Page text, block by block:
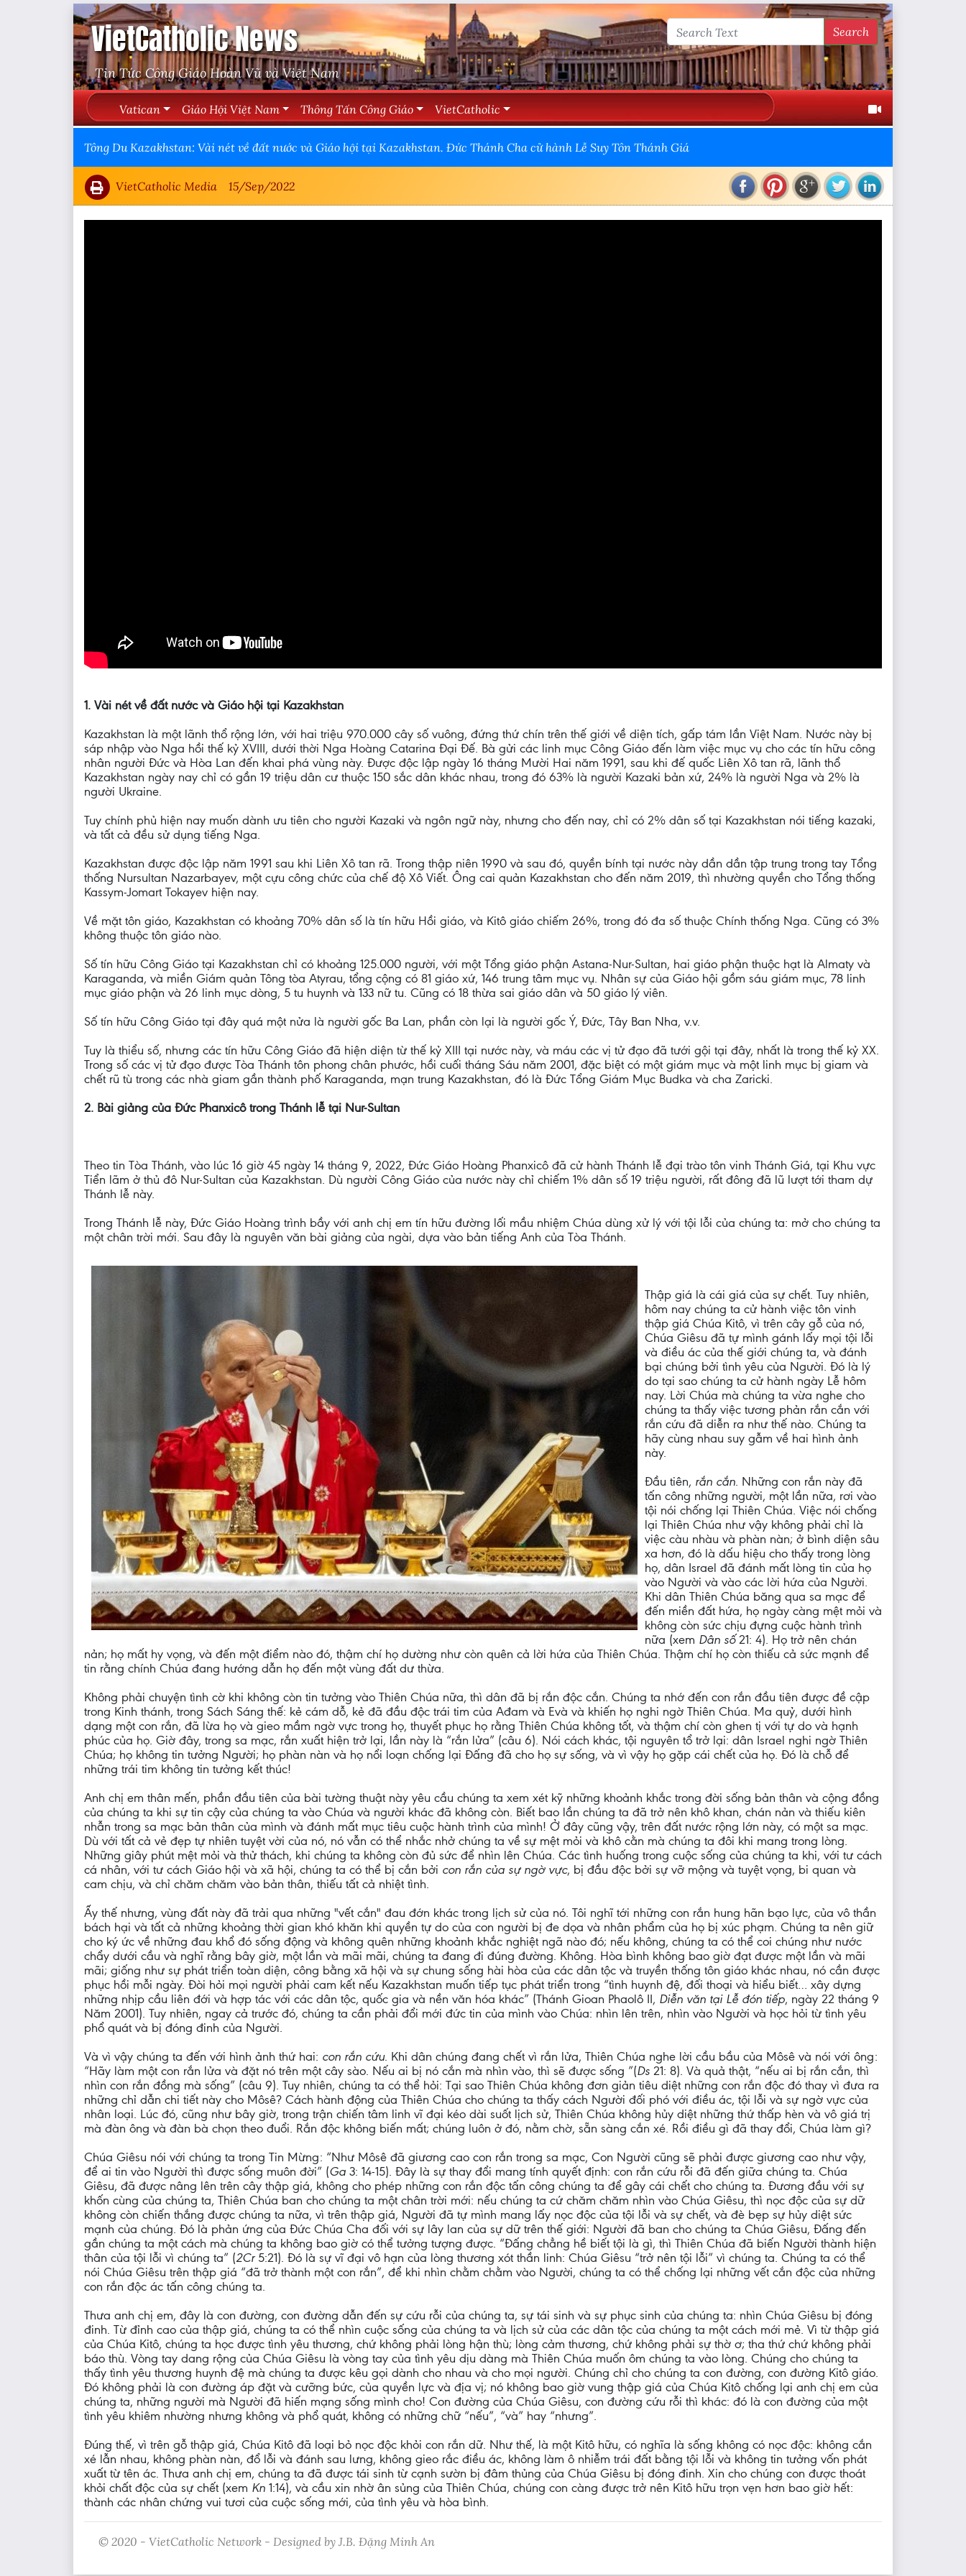
VietCatholic News
Tin Tức Công Giáo Hoàn Vũ và Việt Nam
Search
Vatican Giáo Hội Việt Nam Thông Tấn Công Giáo VietCatholic
Tông Du Kazakhstan: Vài nét về đất nước và Giáo hội tại Kazakhstan. Đức Thánh Cha cử hành Lễ Suy Tôn Thánh Giá
VietCatholic Media 15/Sep/2022
1. Vài nét về đất nước và Giáo hội tại Kazakhstan
Kazakhstan là một lãnh thổ rộng lớn, với hai triệu 970.000 cây số vuông, đứng thứ chín trên thế giới về diện tích, gấp tám lần Việt Nam. Nước này bị
sáp nhập vào Nga hồi thế kỷ XVIII, dưới thời Nga Hoàng Catarina Đại Đế. Bà gửi các linh mục Công Giáo đến làm việc mục vụ cho các tín hữu công
nhân người Đức và Hòa Lan đến khai phá vùng này. Được độc lập ngày 16 tháng Mười Hai năm 1991, sau khi đế quốc Liên Xô tan rã, lãnh thổ
Kazakhstan ngày nay chỉ có gần 19 triệu dân cư thuộc 150 sắc dân khác nhau, trong đó 63% là người Kazaki bản xứ, 24% là người Nga và 2% là
người Ukraine.
Tuy chính phủ hiện nay muốn dành ưu tiên cho người Kazaki và ngôn ngữ này, nhưng cho đến nay, chỉ có 2% dân số tại Kazakhstan nói tiếng kazaki,
và tất cả đều sử dụng tiếng Nga.
Kazakhstan được độc lập năm 1991 sau khi Liên Xô tan rã. Trong thập niên 1990 và sau đó, quyền bính tại nước này dần dần tập trung trong tay Tổng
thống Nursultan Nazarbayev, một cựu công chức của chế độ Xô Viết. Ông cai quản Kazakhstan cho đến năm 2019, thì nhường quyền cho Tổng thống
Kassym-Jomart Tokayev hiện nay.
Về mặt tôn giáo, Kazakhstan có khoảng 70% dân số là tín hữu Hồi giáo, và Kitô giáo chiếm 26%, trong đó đa số thuộc Chính thống Nga. Cũng có 3%
không thuộc tôn giáo nào.
Số tín hữu Công Giáo tại Kazakhstan chỉ có khoảng 125.000 người, với một Tổng giáo phận Astana-Nur-Sultan, hai giáo phận thuộc hạt là Almaty và
Karaganda, và miền Giám quản Tông tòa Atyrau, tổng cộng có 81 giáo xứ, 146 trung tâm mục vụ. Nhân sự của Giáo hội gồm sáu giám mục, 78 linh
mục giáo phận và 26 linh mục dòng, 5 tu huynh và 133 nữ tu. Cũng có 18 thừa sai giáo dân và 50 giáo lý viên.
Số tín hữu Công Giáo tại đây quá một nửa là người gốc Ba Lan, phần còn lại là người gốc Ý, Đức, Tây Ban Nha, v.v.
Tuy là thiểu số, nhưng các tín hữu Công Giáo đã hiện diện từ thế kỷ XIII tại nước này, và máu các vị tử đạo đã tưới gội tại đây, nhất là trong thế kỷ XX.
Trong số các vị tử đạo được Tòa Thánh tôn phong chân phước, hồi cuối tháng Sáu năm 2001, đặc biệt có một giám mục và một linh mục bị giam và
chết rũ tù trong các nhà giam gần thành phố Karaganda, mạn trung Kazakhstan, đó là Đức Tổng Giám Mục Budka và cha Zaricki.
2. Bài giảng của Đức Phanxicô trong Thánh lễ tại Nur-Sultan
Theo tin Tòa Thánh, vào lúc 16 giờ 45 ngày 14 tháng 9, 2022, Đức Giáo Hoàng Phanxicô đã cử hành Thánh lễ đại trào tôn vinh Thánh Giá, tại Khu vực
Tiển lãm ở thủ đô Nur-Sultan của Kazakhstan. Dù người Công Giáo của nước này chỉ chiếm 1% dân số 19 triệu người, rất đông đã lũ lượt tới tham dự
Thánh lễ này.
Trong Thánh lễ này, Đức Giáo Hoàng trình bầy với anh chị em tín hữu đường lối mầu nhiệm Chúa dùng xử lý với tội lỗi của chúng ta: mở cho chúng ta
một chân trời mới. Sau đây là nguyên văn bài giảng của ngài, dựa vào bản tiếng Anh của Tòa Thánh.
Thập giá là cái giá của sự chết. Tuy nhiên,
hôm nay chúng ta cử hành việc tôn vinh
thập giá Chúa Kitô, vì trên cây gỗ của nó,
Chúa Giêsu đã tự mình gánh lấy mọi tội lỗi
và điều ác của thế giới chúng ta, và đánh
bại chúng bởi tình yêu của Người. Đó là lý
do tại sao chúng ta cử hành ngày Lễ hôm
nay. Lời Chúa mà chúng ta vừa nghe cho
chúng ta thấy việc tương phản rắn cắn với
rắn cứu đã diễn ra như thế nào. Chúng ta
hãy cùng nhau suy gẫm về hai hình ảnh
này.
Đầu tiên, rắn cắn . Những con rắn này đã
tấn công những người, một lần nữa, rơi vào
tội nói chống lại Thiên Chúa. Việc nói chống
lại Thiên Chúa như vậy không phải chỉ là
việc càu nhàu và phàn nàn; ở bình diện sâu
xa hơn, đó là dấu hiệu cho thấy trong lòng
họ, dân Israel đã đánh mất lòng tin của họ
vào Người và vào các lời hứa của Người.
Khi dân Thiên Chúa băng qua sa mạc để
đến miền đất hứa, họ ngày càng mệt mỏi và
không còn sức chịu đựng cuộc hành trình
nữa (xem Dân số21: 4). Họ trở nên chán
nản; họ mất hy vọng, và đến một điểm nào đó, thậm chí họ dường như còn quên cả lời hứa của Thiên Chúa. Thậm chí họ còn thiếu cả sức mạnh để
tin rằng chính Chúa đang hướng dẫn họ đến một vùng đất dư thừa.
Không phải chuyện tình cờ khi không còn tin tưởng vào Thiên Chúa nữa, thì dân đã bị rắn độc cắn. Chúng ta nhớ đến con rắn đầu tiên được đề cập
trong Kinh thánh, trong Sách Sáng thế: kẻ cám dỗ, kẻ đã đầu độc trái tim của Ađam và Evà và khiến họ nghi ngờ Thiên Chúa. Ma quỷ, dưới hình
dạng một con rắn, đã lừa họ và gieo mầm ngờ vực trong họ, thuyết phục họ rằng Thiên Chúa không tốt, và thậm chí còn ghen tị với tự do và hạnh
phúc của họ. Giờ đây, trong sa mạc, rắn xuất hiện trở lại, lần này là “rắn lửa” (câu 6). Nói cách khác, tội nguyên tổ trở lại: dân Israel nghi ngờ Thiên
Chúa; họ không tin tưởng Người; họ phàn nàn và họ nổi loạn chống lại Đấng đã cho họ sự sống, và vì vậy họ gặp cái chết của họ. Đó là chỗ để
những trái tim không tin tưởng kết thúc!
Anh chị em thân mến, phần đầu tiên của bài tường thuật này yêu cầu chúng ta xem xét kỹ những khoảnh khắc trong đời sống bản thân và cộng đồng
của chúng ta khi sự tin cậy của chúng ta vào Chúa và người khác đã không còn. Biết bao lần chúng ta đã trở nên khô khan, chán nản và thiếu kiên
nhẫn trong sa mạc bản thân của mình và đánh mất mục tiêu cuộc hành trình của mình! Ở đây cũng vậy, trên đất nước rộng lớn này, có một sa mạc.
Dù với tất cả vẻ đẹp tự nhiên tuyệt vời của nó, nó vẫn có thể nhắc nhở chúng ta về sự mệt mỏi và khô cằn mà chúng ta đôi khi mang trong lòng.
Những giây phút mệt mỏi và thử thách, khi chúng ta không còn đủ sức để nhìn lên Chúa. Các tình huống trong cuộc sống của chúng ta khi, với tư cách
cá nhân, với tư cách Giáo hội và xã hội, chúng ta có thể bị cắn bởi con rắn của sự ngờ vực, bị đầu độc bởi sự vỡ mộng và tuyệt vọng, bi quan và
cam chịu, và chỉ chăm chăm vào bản thân, thiếu tất cả nhiệt tình.
Ấy thế nhưng, vùng đất này đã trải qua những "vết cắn" đau đớn khác trong lịch sử của nó. Tôi nghĩ tới những con rắn hung hãn bạo lực, của vô thần
bách hại và tất cả những khoảng thời gian khó khăn khi quyền tự do của con người bị đe dọa và nhân phẩm của họ bị xúc phạm. Chúng ta nên giữ
cho ký ức về những đau khổ đó sống động và không quên những khoảnh khắc nghiệt ngã nào đó; nếu không, chúng ta có thể coi chúng như nước
chẩy dưới cầu và nghĩ rằng bây giờ, một lần và mãi mãi, chúng ta đang đi đúng đường. Không. Hòa bình không bao giờ đạt được một lần và mãi
mãi; giống như sự phát triển toàn diện, công bằng xã hội và sự chung sống hài hòa của các dân tộc và truyền thống tôn giáo khác nhau, nó cần được
phục hồi mỗi ngày. Đòi hỏi mọi người phải cam kết nếu Kazakhstan muốn tiếp tục phát triển trong “tình huynh đệ, đối thoại và hiểu biết… xây dựng
những nhịp cầu liên đới và hợp tác với các dân tộc, quốc gia và nền văn hóa khác” (Thánh Gioan Phaolô II, Diễn văn tại Lễ đón tiếp, ngày 22 tháng 9
Năm 2001). Tuy nhiên, ngay cả trước đó, chúng ta cần phải đổi mới đức tin của mình vào Chúa: nhìn lên trên, nhìn vào Người và học hỏi từ tình yêu
phổ quát và bị đóng đinh của Người.
Và vì vậy chúng ta đến với hình ảnh thứ hai: con rắn cứu. Khi dân chúng đang chết vì rắn lửa, Thiên Chúa nghe lời cầu bầu của Môsê và nói với ông:
“Hãy làm một con rắn lửa và đặt nó trên một cây sào. Nếu ai bị nó cắn mà nhìn vào, thì sẽ được sống ”(Ds 21: 8). Và quả thật, “nếu ai bị rắn cắn, thì
nhìn con rắn đồng mà sống” (câu 9). Tuy nhiên, chúng ta có thể hỏi: Tại sao Thiên Chúa không đơn giản tiêu diệt những con rắn độc đó thay vì đưa ra
những chỉ dẫn chi tiết này cho Môsê? Cách hành động của Thiên Chúa cho chúng ta thấy cách Người đối phó với điều ác, tội lỗi và sự ngờ vực của
nhân loại. Lúc đó, cũng như bây giờ, trong trận chiến tâm linh vĩ đại kéo dài suốt lịch sử, Thiên Chúa không hủy diệt những thứ thấp hèn và vô giá trị
mà đàn ông và đàn bà chọn theo đuổi. Rắn độc không biến mất; chúng luôn ở đó, nằm chờ, sẵn sàng cắn xé. Rồi điều gì đã thay đổi, Chúa làm gì?
Chúa Giêsu nói với chúng ta trong Tin Mừng: “Như Môsê đã giương cao con rắn trong sa mạc, Con Người cũng sẽ phải được giương cao như vậy,
để ai tin vào Người thì được sống muôn đời” (Ga 3: 14-15). Đây là sự thay đổi mang tính quyết định: con rắn cứu rỗi đã đến giữa chúng ta. Chúa
Giêsu, đã được nâng lên trên cây thập giá, không cho phép những con rắn độc tấn công chúng ta để gây cái chết cho chúng ta. Đương đầu với sự
khốn cùng của chúng ta, Thiên Chúa ban cho chúng ta một chân trời mới: nếu chúng ta cứ chăm chăm nhìn vào Chúa Giêsu, thì nọc độc của sự dữ
không còn chiến thắng được chúng ta nữa, vì trên thập giá, Người đã tự mình mang lấy nọc độc của tội lỗi và sự chết, và đè bẹp sự hủy diệt sức
mạnh của chúng. Đó là phản ứng của Đức Chúa Cha đối với sự lây lan của sự dữ trên thế giới: Người đã ban cho chúng ta Chúa Giêsu, Đấng đến
gần chúng ta một cách mà chúng ta không bao giờ có thể tưởng tượng được. “Đấng chẳng hề biết tội là gì, thì Thiên Chúa đã biến Người thành hiện
thân của tội lỗi vì chúng ta” (2Cr5:21). Đó là sự vĩ đại vô hạn của lòng thương xót thần linh: Chúa Giêsu “trở nên tội lỗi” vì chúng ta. Chúng ta có thể
nói Chúa Giêsu trên thập giá “đã trở thành một con rắn”, để khi nhìn chằm chằm vào Người, chúng ta có thể chống lại những vết cắn độc của những
con rắn độc ác tấn công chúng ta.
Thưa anh chị em, đây là con đường, con đường dẫn đến sự cứu rỗi của chúng ta, sự tái sinh và sự phục sinh của chúng ta: nhìn Chúa Giêsu bị đóng
đinh. Từ đỉnh cao của thập giá, chúng ta có thể nhìn cuộc sống của chúng ta và lịch sử của các dân tộc của chúng ta một cách mới mẻ. Vì từ thập giá
của Chúa Kitô, chúng ta học được tình yêu thương, chứ không phải lòng hận thù; lòng cảm thương, chứ không phải sự thờ ơ; tha thứ chứ không phải
báo thù. Vòng tay dang rộng của Chúa Giêsu là vòng tay của tình yêu dịu dàng mà Thiên Chúa muốn ôm chúng ta vào lòng. Chúng cho chúng ta
thấy tình yêu thương huynh đệ mà chúng ta được kêu gọi dành cho nhau và cho mọi người. Chúng chỉ cho chúng ta con đường, con đường Kitô giáo.
Đó không phải là con đường áp đặt và cưỡng bức, của quyền lực và địa vị; nó không bao giờ vung thập giá của Chúa Kitô chống lại anh chị em của
chúng ta, những người mà Người đã hiến mạng sống mình cho! Con đường của Chúa Giêsu, con đường cứu rỗi thì khác: đó là con đường của một
tình yêu khiêm nhường nhưng không và phổ quát, không có những chữ “nếu”, “và” hay “nhưng”.
Đúng thế, vì trên gỗ thập giá, Chúa Kitô đã loại bỏ nọc độc khỏi con rắn dữ. Như thế, là một Kitô hữu, có nghĩa là sống không có nọc độc: không cắn
xé lẫn nhau, không phàn nàn, đổ lỗi và đánh sau lưng, không gieo rắc điều ác, không làm ô nhiễm trái đất bằng tội lỗi và không tin tưởng vốn phát
xuất từ tên ác. Thưa anh chị em, chúng ta đã được tái sinh từ cạnh sườn bị đâm thủng của Chúa Giêsu bị đóng đinh. Xin cho chúng con được thoát
khỏi chất độc của sự chết (xem Kn 1:14), và cầu xin nhờ ân sủng của Thiên Chúa, chúng con càng được trở nên Kitô hữu trọn vẹn hơn bao giờ hết:
thành các nhân chứng vui tươi của cuộc sống mới, của tình yêu và hòa bình.
© 2020 - VietCatholic Network - Designed by J.B. Đặng Minh An